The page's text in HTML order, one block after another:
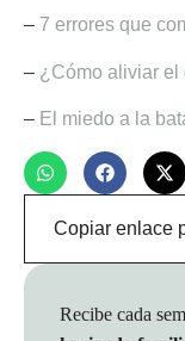
– 7 errores que
– ¿Cómo aliviar el
– El miedo a la
Copiar enlace
Recibe cada